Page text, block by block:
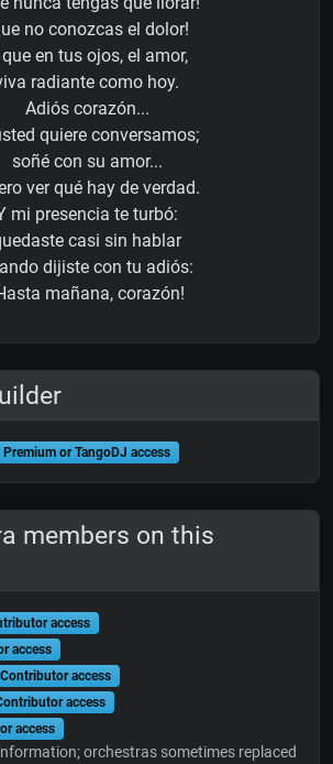
no conozcas el dolor!
en tus ojos, el amor,
radiante como hoy.
Adiós corazón...
quiere conversamos;
soñé con su amor...
ver qué hay de verdad.
mi presencia te turbó:
casi sin hablar
dijiste con tu adiós:
mañana, corazón!
Premium or TangoDJ access
members on this
access
access
Contributor access
access
access
orchestras sometimes replaced